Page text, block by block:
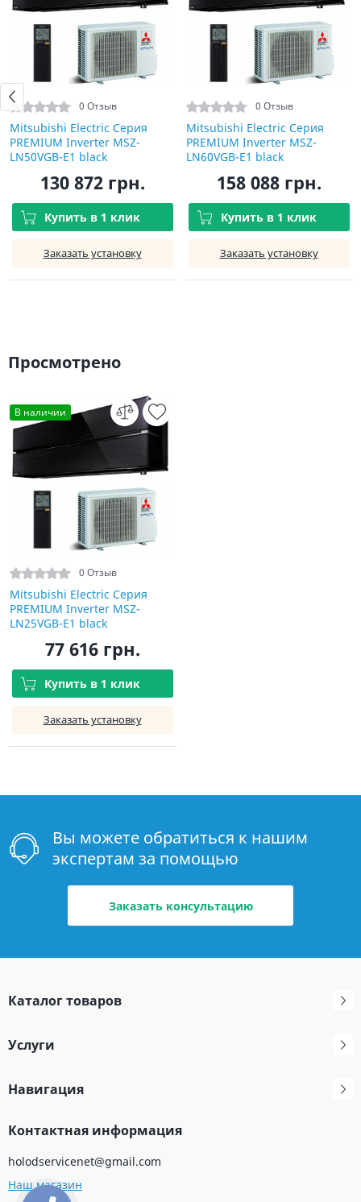
0 Отзыв
Mitsubishi Electric Серия
PREMIUM Inverter MSZ-
LN50VGB-E1 black
130 872 грн.
Купить в 1 клик
Заказать установку
0 Отзыв
Mitsubishi Electric Серия
PREMIUM Inverter MSZ-
LN60VGB-E1 black
158 088 грн.
Купить в 1 клик
Заказать установку
Просмотрено
В наличии
0 Отзыв
Mitsubishi Electric Серия
PREMIUM Inverter MSZ-
LN25VGB-E1 black
77 616 грн.
Купить в 1 клик
Заказать установку
Вы можете обратиться к нашим
экспертам за помощью
Заказать консультацию
Каталог товаров
Услуги
Навигация
Контактная информация
holodservicenet@gmail.com
Наш магазин